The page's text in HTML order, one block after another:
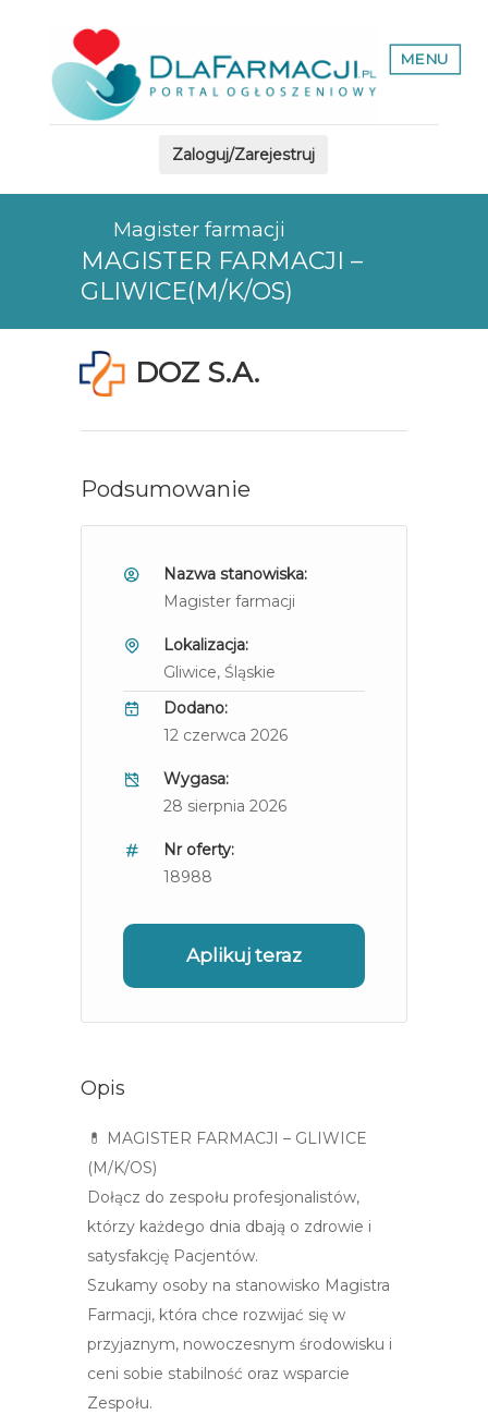
MENU
Zaloguj/Zarejestruj
Magister farmacji
MAGISTER FARMACJI –
GLIWICE(M/K/OS)
DOZ S.A.
Podsumowanie
Nazwa stanowiska:
Magister farmacji
Lokalizacja:
Gliwice, Śląskie
Dodano:
12 czerwca 2026
Wygasa:
28 sierpnia 2026
Nr oferty:
18988
Aplikuj teraz
Opis
💊 MAGISTER FARMACJI – GLIWICE
(M/K/OS)
Dołącz do zespołu profesjonalistów,
którzy każdego dnia dbają o zdrowie i
satysfakcję Pacjentów.
Szukamy osoby na stanowisko Magistra
Farmacji, która chce rozwijać się w
przyjaznym, nowoczesnym środowisku i
ceni sobie stabilność oraz wsparcie
Zespołu.